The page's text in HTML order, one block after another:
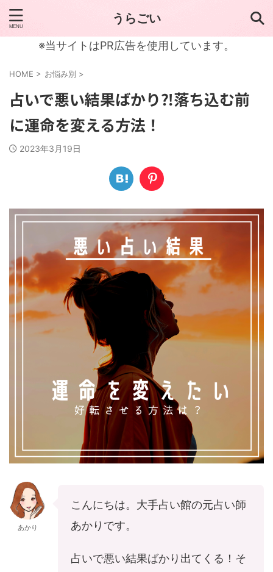
うらごい
※当サイトはPR広告を使用しています。
HOME > お悩み別 >
占いで悪い結果ばかり⁈落ち込む前
に運命を変える方法！
2023年3月19日
あかり
こんにちは。大手占い館の元占い師
あかりです。
占いで悪い結果ばかり出てくる！そ